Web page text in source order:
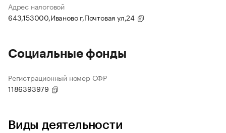
Адрес налоговой
643,153000,Иваново г,Почтовая ул,24
Социальные фонды
Регистрационный номер СФР
1186393979
Виды деятельности